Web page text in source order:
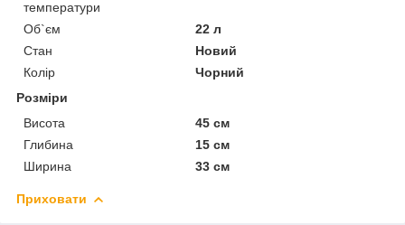
температури
Об`єм
22 л
Стан
Новий
Колір
Чорний
Розміри
Висота
45 см
Глибина
15 см
Ширина
33 см
Приховати